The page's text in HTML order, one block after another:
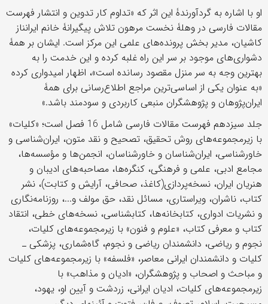
او با اشاره به گردآورندۀ این اثر که «تداوم کار تدوین و انتشار فهرست
مقالات فارسی در وهلۀ نخست مرهون تلاش پیگیرانۀ خانم ایران‎ناز
کاشیان، مدیر بخش پرونده‌های علمی این مرکز است. ایشان بر همۀ
دشواری‎‌های موجود بر سر این راه غلبه کرده و این خدمت را به
بهترین وجه به سر منزل مقصود رسانده است»، اظهار امیدواری کرده
«به عنوان یکی از اساسی‌ترین مراجع اطلاع‌رسانی برای همۀ
ایران‌پژوهان و پژوهشگران منبعی کاربردی و سودمند باشد.»
جلد سیزدهم فهرست مقالات فارسی شامل 16 فصل است؛ «کلیات»
با زیرمجموعه‌های روش تحقیق، تصحیح و نقد متون، ایران‌شناسی و
خاورشناسی، ایران‌شناسان و خاورشناسان، انجمن‌ها و مؤسسه‌ها،
مجامع ادبی، علمی و فرهنگی، کنگره‌ها، مصاحبه‌های ادیبان و
هنریان ایران، نسخه‌پردازی(کاغذ، صحافی، آرایش و کتابت)، نشر
کتاب، ناشران، ویراستاری، مسائل نقد، حق مولف و...، روزنامه‌نگاری
و نشریات ادواری، کتابخانه‌‎ها، کتاب‎شناسی، نسخه‌های خطی، انتقاد
کتاب و معرفی کتاب، «علوم و فنون» با زیرمجموعه‌های کلیات،
نجوم و ریاضی، دانشمندان ریاضی و نجوم، گاه‌شماری، پزشکی ـ
کلیات و دانشمندان ایرانی معاصر، «فلسفه» با زیرمجموعه‌های کلیات
و مباحث و اصحاب و پژوهشگران، «ادیان و مذاهب» با
زیرمجموعه‌های کلیات، ادیان ایرانی، زردشت و آیین او، یهود،